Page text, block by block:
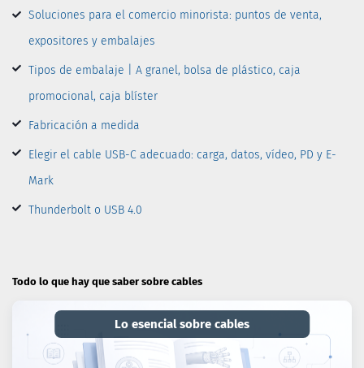
Soluciones para el comercio minorista: puntos de venta,
expositores y embalajes
Tipos de embalaje | A granel, bolsa de plástico, caja
promocional, caja blíster
Fabricación a medida
Elegir el cable USB-C adecuado: carga, datos, vídeo, PD y E-
Mark
Thunderbolt o USB 4.0
Todo lo que hay que saber sobre cables
Lo esencial sobre cables